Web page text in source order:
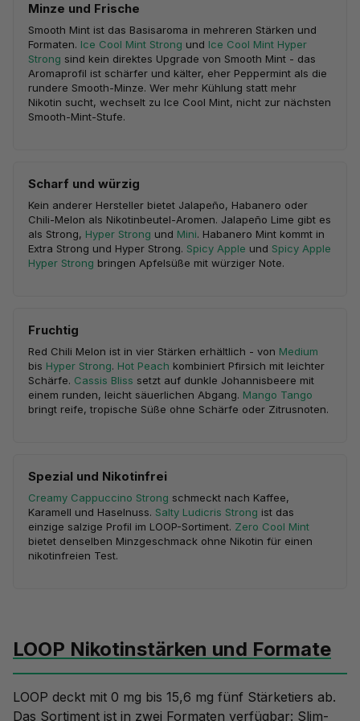
Minze und Frische
Smooth Mint ist das Basisaroma in mehreren Stärken und
Formaten. Ice Cool Mint Strong und Ice Cool Mint Hyper
Strong sind kein direktes Upgrade von Smooth Mint - das
Aromaprofil ist schärfer und kälter, eher Peppermint als die
rundere Smooth-Minze. Wer mehr Kühlung statt mehr
Nikotin sucht, wechselt zu Ice Cool Mint, nicht zur nächsten
Smooth-Mint-Stufe.
Scharf und würzig
Kein anderer Hersteller bietet Jalapeño, Habanero oder
Chili-Melon als Nikotinbeutel-Aromen. Jalapeño Lime gibt es
als Strong, Hyper Strong und Mini. Habanero Mint kommt in
Extra Strong und Hyper Strong. Spicy Apple und Spicy Apple
Hyper Strong bringen Apfelsüße mit würziger Note.
Fruchtig
Red Chili Melon ist in vier Stärken erhältlich - von Medium
bis Hyper Strong. Hot Peach kombiniert Pfirsich mit leichter
Schärfe. Cassis Bliss setzt auf dunkle Johannisbeere mit
einem runden, leicht säuerlichen Abgang. Mango Tango
bringt reife, tropische Süße ohne Schärfe oder Zitrusnoten.
Spezial und Nikotinfrei
Creamy Cappuccino Strong schmeckt nach Kaffee,
Karamell und Haselnuss. Salty Ludicris Strong ist das
einzige salzige Profil im LOOP-Sortiment. Zero Cool Mint
bietet denselben Minzgeschmack ohne Nikotin für einen
nikotinfreien Test.
LOOP Nikotinstärken und Formate
LOOP deckt mit 0 mg bis 15,6 mg fünf Stärketiers ab.
Das Sortiment ist in zwei Formaten verfügbar: Slim-